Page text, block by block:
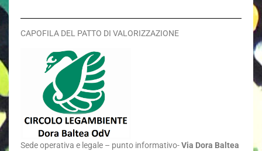
CAPOFILA DEL PATTO DI VALORIZZAZIONE
Sedeoperativa e legale – punto informativo-Via Dora Baltea